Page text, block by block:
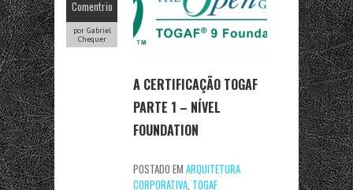
Comentrio
por Gabriel
Chequer
A CERTIFICAÇÃO TOGAF
PARTE 1 – NÍVEL
FOUNDATION
POSTADO EM ARQUITETURA
CORPORATIVA, TOGAF